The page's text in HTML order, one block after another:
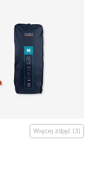
Więcej zdjęć (3)